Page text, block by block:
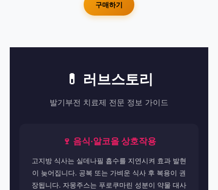
구매하기
💊 러브스토리
발기부전 치료제 전문 정보 가이드
🍷 음식·알코올 상호작용
고지방 식사는 실데나필 흡수를 지연시켜 효과 발현
이 늦어집니다. 공복 또는 가벼운 식사 후 복용이 권
장됩니다. 자몽주스는 푸로쿠마린 성분이 약물 대사